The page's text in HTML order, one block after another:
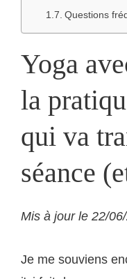
Questions
Yoga
la
qui va
séance
Mis à jour le 22/
Je me souviens